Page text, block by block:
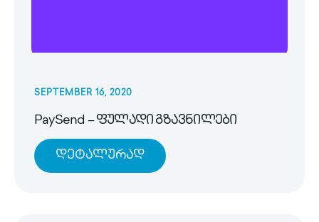
SEPTEMBER 16, 2020
PaySend – ფულადი გზავნილები
Დეტალურად